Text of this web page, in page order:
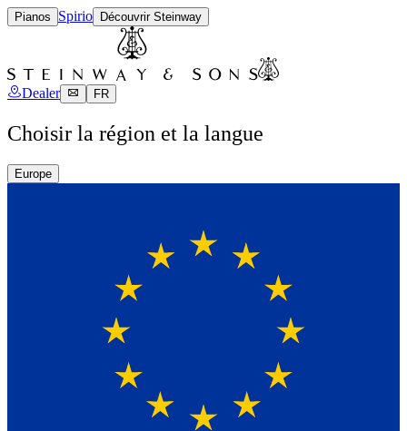
Pianos Spirio Découvrir Steinway
Dealer FR
Choisir la région et la langue
Europe